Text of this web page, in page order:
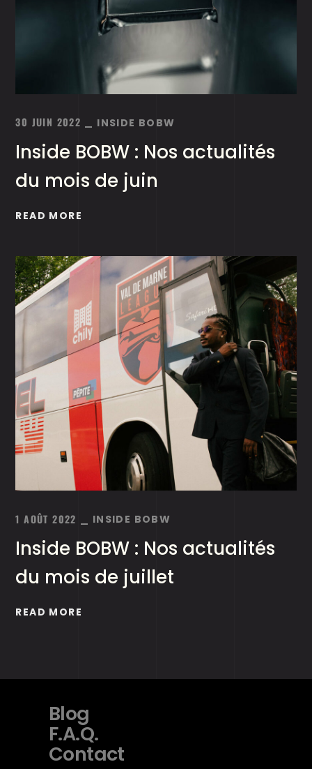
30 JUIN 2022 INSIDE BOBW
Inside BOBW : Nos actualités
du mois de juin
READ MORE
1 AOÛT 2022 INSIDE BOBW
Inside BOBW : Nos actualités
du mois de juillet
READ MORE
Blog
F.A.Q.
Contact